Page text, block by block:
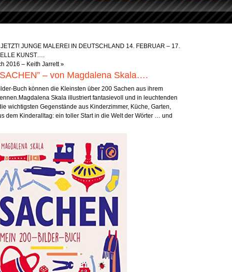
JUNGE MALEREI IN DEUTSCHLAND 14. FEBRUAR – 17.
KUNST….
2016 – Keith Jarrett»
– von Magdalena Skala….
Buch können die Kleinsten über 200 Sachen aus ihrem
Skala illustriert fantasievoll und in leuchtenden
wichtigsten Gegenstände aus Kinderzimmer, Küche, Garten,
dem Kinderalltag: ein toller Start in die Welt der Wörter … und